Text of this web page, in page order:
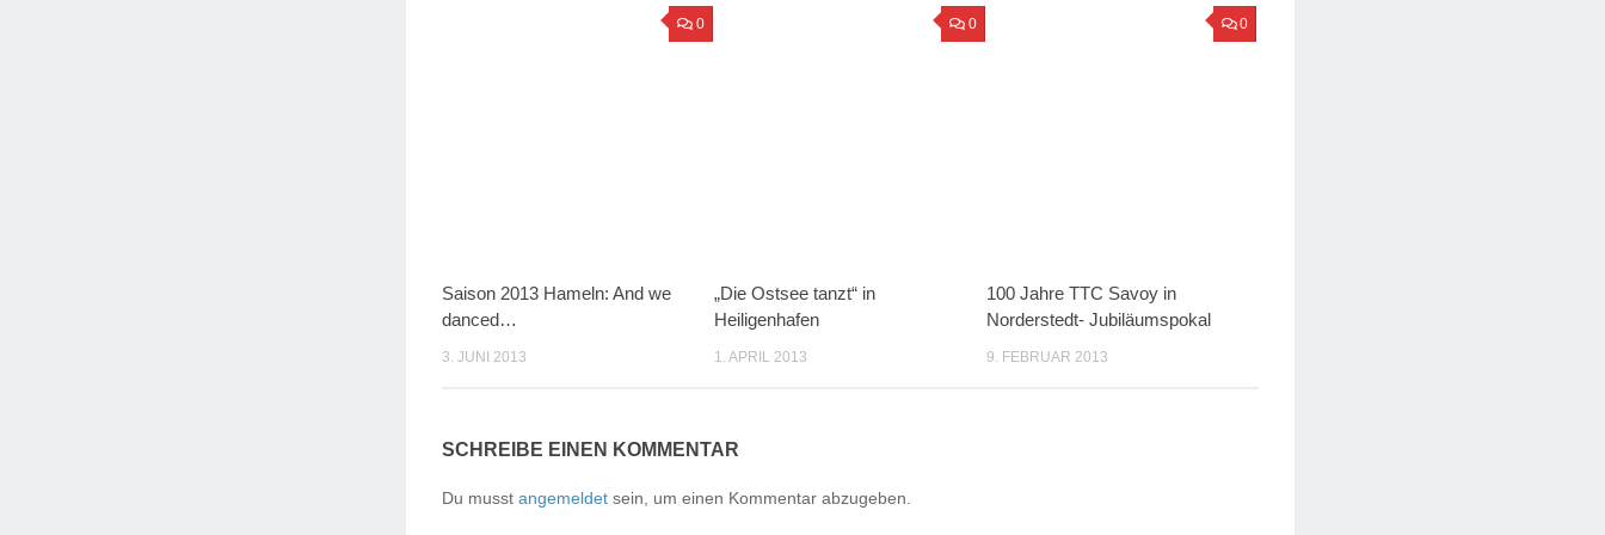
0
Saison 2013 Hameln: And we
danced…
3. JUNI 2013
0
„Die Ostsee tanzt“ in
Heiligenhafen
1. APRIL 2013
0
100 Jahre TTC Savoy in
Norderstedt- Jubiläumspokal
9. FEBRUAR 2013
SCHREIBE EINEN KOMMENTAR
Du musst angemeldet sein, um einen Kommentar abzugeben.